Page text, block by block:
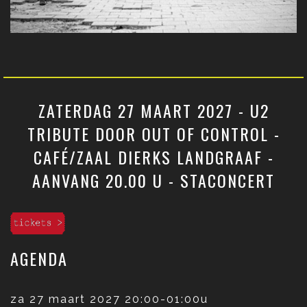
ZATERDAG 27 MAART 2027 - U2
TRIBUTE DOOR OUT OF CONTROL -
CAFÉ/ZAAL DIERKS LANDGRAAF -
AANVANG 20.00 U - STACONCERT
AGENDA
za 27 maart 2027 20:00-01:00u